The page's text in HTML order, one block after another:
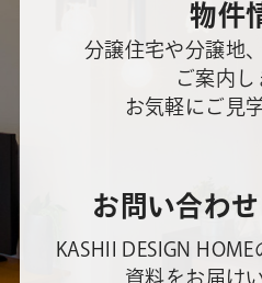
物件
分譲住宅や分譲地
ご案内し
お気軽にご見
お問い合わ
KASHII DESIGN
資料をお届け